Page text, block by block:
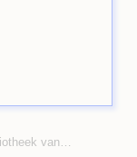
van…